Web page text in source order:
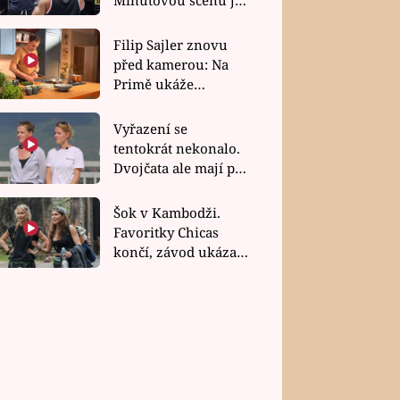
Filip Sajler znovu
před kamerou: Na
Primě ukáže
rychlé recepty
Vyřazení se
tentokrát nekonalo.
Dvojčata ale mají po
závodu nůž na krku
Šok v Kambodži.
Favoritky Chicas
končí, závod ukázal